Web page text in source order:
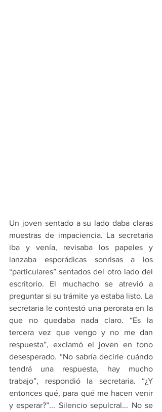
Un joven sentado a su lado daba claras
muestras de impaciencia. La secretaria
iba y venía, revisaba los papeles y
lanzaba esporádicas sonrisas a los
“particulares” sentados del otro lado del
escritorio. El muchacho se atrevió a
preguntar si su trámite ya estaba listo. La
secretaria le contestó una perorata en la
que no quedaba nada claro. “Es la
tercera vez que vengo y no me dan
respuesta”, exclamó el joven en tono
desesperado. “No sabría decirle cuándo
tendrá una respuesta, hay mucho
trabajo”, respondió la secretaria. “¿Y
entonces qué, para qué me hacen venir
y esperar?”... Silencio sepulcral... No se